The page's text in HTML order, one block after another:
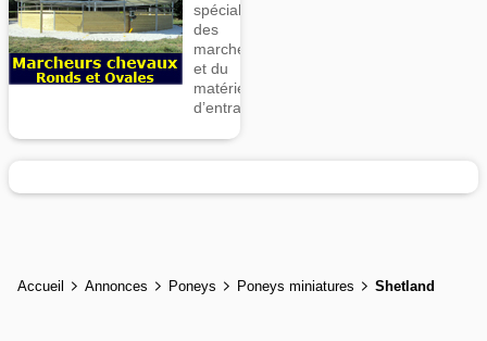
spécialiste
des
marcheurs
et du
matériel
d’entrainement
Accueil Annonces Poneys Poneys miniatures Shetland